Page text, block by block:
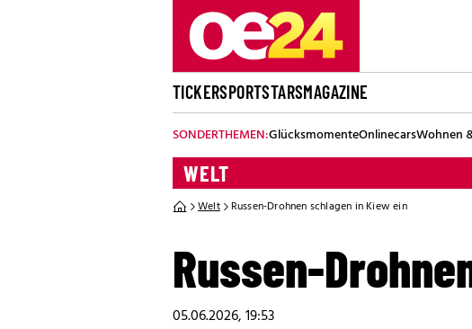
TICKERSPORTSTARSMAGAZINE
SONDERTHEMEN:GlücksmomenteOnlinecarsWohnen
WELT
Welt Russen-Drohnen schlagen in Kiew ein
Russen-
05.06.2026, 19:53